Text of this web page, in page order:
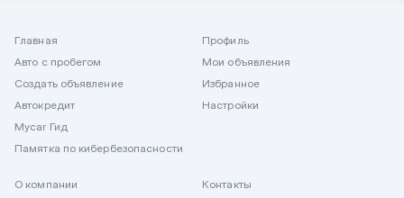
Главная
Авто с пробегом
Создать объявление
Автокредит
Mycar Гид
Памятка по кибербезопасности
Профиль
Мои объявления
Избранное
Настройки
О компании
Контакты